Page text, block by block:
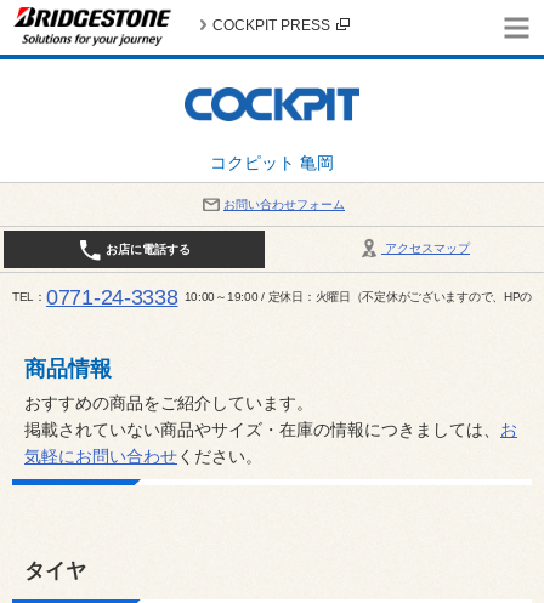
コクピット 亀岡
COCKPIT PRESS
お問い合わせフォーム
アクセスマップ
お店に電話する
TEL 0771-24-3338 10:00～19:00 / 定休日：火曜日（不定休がございますので、HPの
商品情報
おすすめの商品をご紹介しています。
掲載されていない商品やサイズ・在庫の情報につきましては、 お
気軽にお問い合わせください。
タイヤ